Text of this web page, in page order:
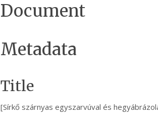
Document
Metadata
Title
[Sírkő szárnyas egyszarvúval és